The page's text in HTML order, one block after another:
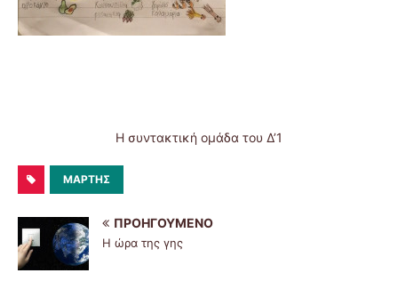
Η συντακτική ομάδα του Δ’1
ΜΆΡΤΗΣ
ΠΡΟΗΓΟΎΜΕΝΟ
Η ώρα της γης